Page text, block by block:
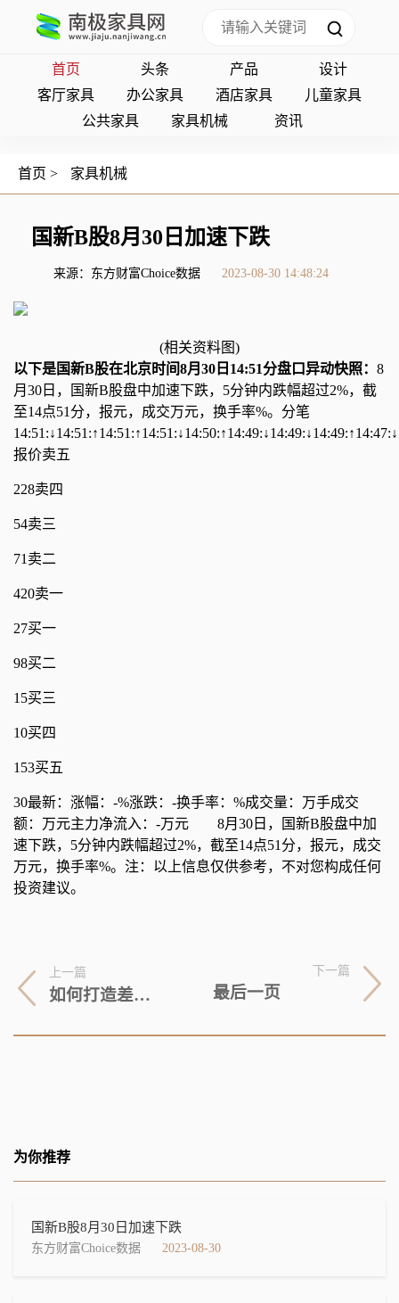
首页 头条 产品
设计
客厅家具
办公家具 酒店家具
儿童家具
公共家具
家具机械 资讯
首页 > 家具机械
国新B股8月30日加速下跌
来源：东方财富Choice数据 2023-08-30 14:48:24
(相关资料图)
以下是国新B股在北京时间8月30日14:51分盘口异动快照： 8
月30日，国新B股盘中加速下跌，5分钟内跌幅超过2%，截
至14点51分，报元，成交万元，换手率%。 分笔
报价卖五
228卖四
54卖三
71卖二
420卖一
27买一
98买二
15买三
10买四
153买五
30最新：涨幅：-%涨跌：-换手率：%成交量：万手成交
额：万元主力净流入：-万元 8月30日，国新B股盘中加
速下跌，5分钟内跌幅超过2%，截至14点51分，报元，成交
万元，换手率%。注：以上信息仅供参考，不对您构成任何
投资建议。
上一篇
如何打造差异化？荣威周潍：要做好四点
下一篇
最后一页
为你推荐
国新B股8月30日加速下跌
东方财富Choice数据 2023-08-30